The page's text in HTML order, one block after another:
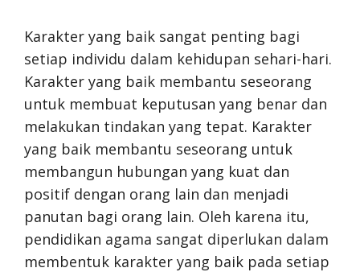
Karakter yang baik sangat penting bagi
setiap individu dalam kehidupan sehari-hari.
Karakter yang baik membantu seseorang
untuk membuat keputusan yang benar dan
melakukan tindakan yang tepat. Karakter
yang baik membantu seseorang untuk
membangun hubungan yang kuat dan
positif dengan orang lain dan menjadi
panutan bagi orang lain. Oleh karena itu,
pendidikan agama sangat diperlukan dalam
membentuk karakter yang baik pada setiap